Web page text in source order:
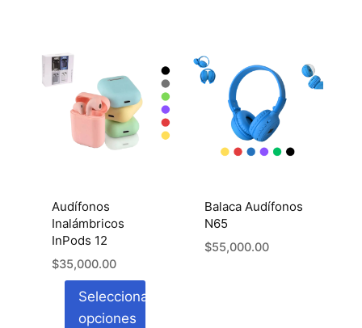
Audífonos
Inalámbricos
InPods 12
$35,000.00
Seleccionar
opciones
Balaca Audífonos
N65
$55,000.00